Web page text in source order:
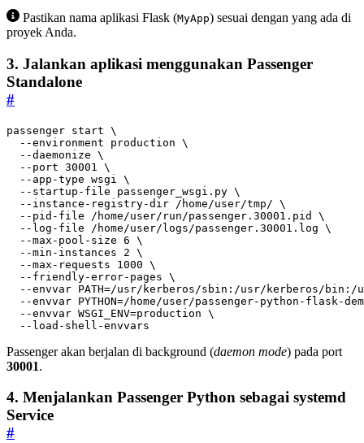
Pastikan nama aplikasi Flask (MyApp) sesuai dengan yang ada di
proyek Anda.
3. Jalankan aplikasi menggunakan Passenger
Standalone
#
passenger start
  --environment production
  --daemonize
  --port
30001
  --app-type wsgi
  --startup-file passenger_wsgi.py
  --instance-registry-dir /home/user/tmp/
  --pid-file /home/user/run/passenger.30001.pid
  --log-file /home/user/logs/passenger.30001.log
  --max-pool-size
6
  --min-instances
2
  --max-requests
1000
  --friendly-error-pages
  --envvar
PATH=/usr/kerberos/sbin:/usr/kerberos/
  --envvar
PYTHON=/home/user/passenger-python-flask-
  --envvar
WSGI_ENV=production
  --load-shell-envvars
Passenger akan berjalan di background (daemon mode) pada port
30001.
4. Menjalankan Passenger Python sebagai systemd
Service
#